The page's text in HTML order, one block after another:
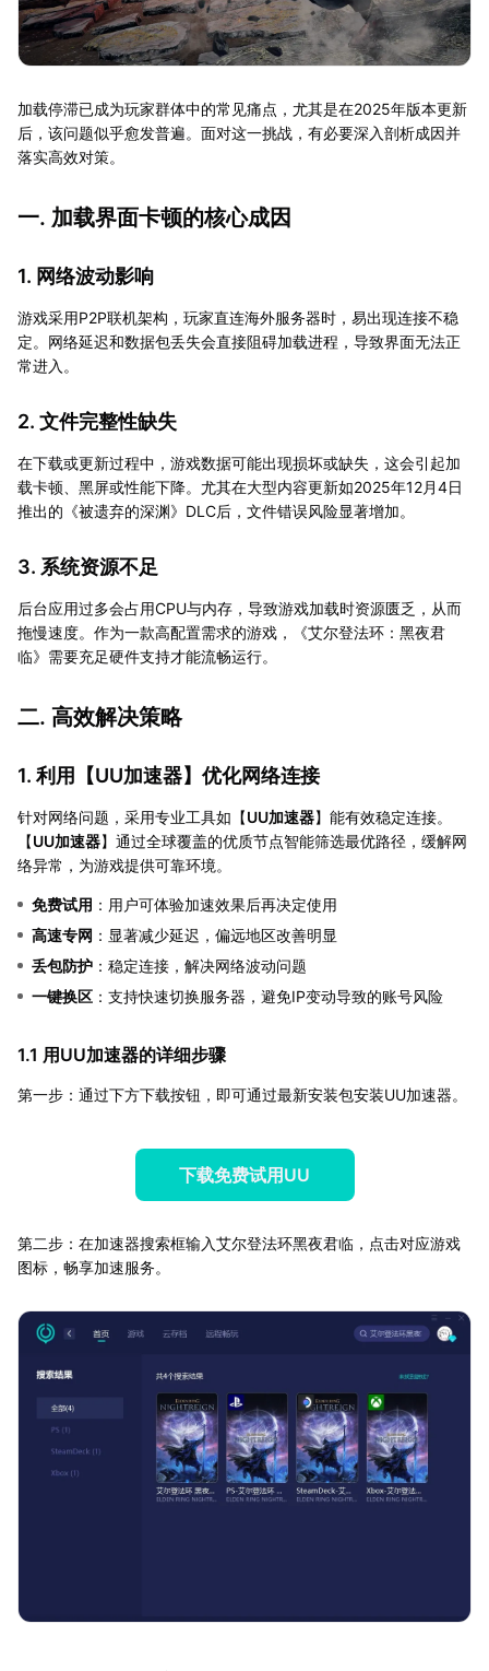
加载停滞已成为玩家群体中的常见痛点，尤其是在2025年版本更新
后，该问题似乎愈发普遍。面对这一挑战，有必要深入剖析成因并
落实高效对策。
一. 加载界面卡顿的核心成因
1. 网络波动影响
游戏采用P2P联机架构，玩家直连海外服务器时，易出现连接不稳
定。网络延迟和数据包丢失会直接阻碍加载进程，导致界面无法正
常进入。
2. 文件完整性缺失
在下载或更新过程中，游戏数据可能出现损坏或缺失，这会引起加
载卡顿、黑屏或性能下降。尤其在大型内容更新如2025年12月4日
推出的《被遗弃的深渊》DLC后，文件错误风险显著增加。
3. 系统资源不足
后台应用过多会占用CPU与内存，导致游戏加载时资源匮乏，从而
拖慢速度。作为一款高配置需求的游戏，《艾尔登法环：黑夜君
临》需要充足硬件支持才能流畅运行。
二. 高效解决策略
1. 利用【UU加速器】优化网络连接
针对网络问题，采用专业工具如【UU加速器】能有效稳定连接。
【UU加速器】通过全球覆盖的优质节点智能筛选最优路径，缓解网
络异常，为游戏提供可靠环境。
免费试用 ：用户可体验加速效果后再决定使用
高速专网 ：显著减少延迟，偏远地区改善明显
丢包防护 ：稳定连接，解决网络波动问题
一键换区 ：支持快速切换服务器，避免IP变动导致的账号风险
1.1 用UU加速器的详细步骤
第一步：通过下方下载按钮，即可通过最新安装包安装UU加速器。
下载免费试用UU
第二步：在加速器搜索框输入艾尔登法环黑夜君临，点击对应游戏
图标，畅享加速服务。